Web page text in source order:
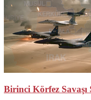
Birinci Körfez